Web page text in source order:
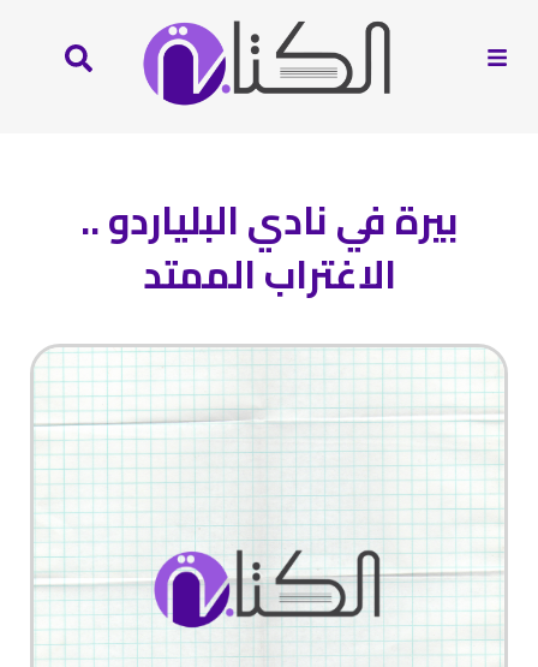
بيرة في نادي البلياردو ..
الاغتراب الممتد